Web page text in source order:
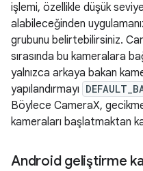
işlemi, özellikle düşük
alabileceğinden
grubunu belirtebilirsiniz.
sırasında bu kameralara
yalnızca arkaya bakan
yapılandırmayı
Böylece CameraX,
kameraları başlatmaktan
Android geliştirme